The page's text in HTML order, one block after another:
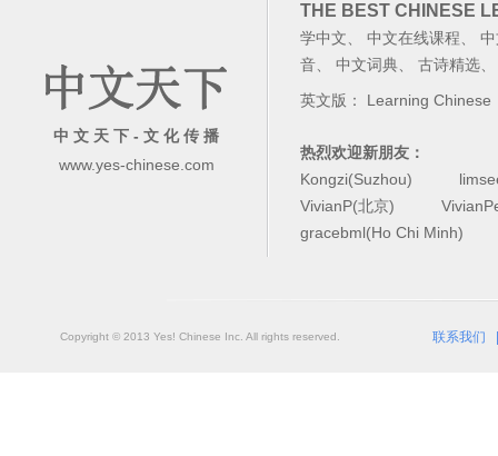
中 文 天 下 - 文 化 传 播
www.yes-chinese.com
THE BEST CHINESE
学中文 中文在线课程
音
中文词典 古诗精选
英文版： Learning Chinese
热烈欢迎新朋友：
Kongzi(Suzhou)
VivianP(北京)
gracebml(Ho Chi Minh)
Copyright © 2013 Yes! Chinese Inc. All rights reserved. 联系我们